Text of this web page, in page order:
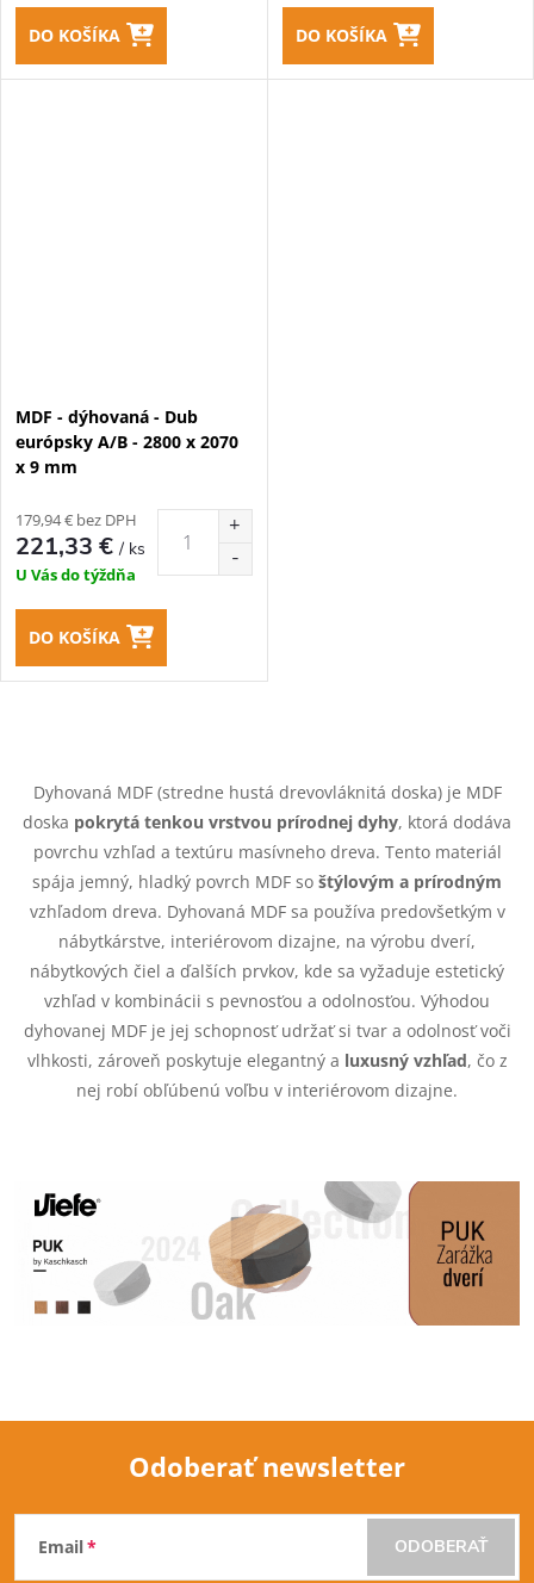
DO KOŠÍKA DO KOŠÍKA
MDF - dýhovaná - Dub
európsky A/B - 2800 x 2070
x 9 mm
179,94 € bez DPH
221,33 €/ ks
U Vás do týždňa
DO KOŠÍKA
á
a
c
v
p
Dyhovaná MDF (stredne hustá drevovláknitá doska) je MDF
doska pokrytá tenkou vrstvou prírodnej dyhy, ktorá dodáva
povrchu vzhľad a textúru masívneho dreva. Tento materiál
spája jemný, hladký povrch MDF so štýlovým a prírodným
vzhľadom dreva. Dyhovaná MDF sa používa predovšetkým v
nábytkárstve, interiérovom dizajne, na výrobu dverí,
nábytkových čiel a ďalších prvkov, kde sa vyžaduje estetický
vzhľad v kombinácii s pevnosťou a odolnosťou. Výhodou
dyhovanej MDF je jej schopnosť udržať si tvar a odolnosť voči
vlhkosti, zároveň poskytuje elegantný a luxusný vzhľad, čo z
nej robí obľúbenú voľbu v interiérovom dizajne.
Z
Odoberať newsletter
Email ODOBERAŤ